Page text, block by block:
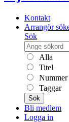
Kontakt
Arrangör
Sök
Alla
Titel
Nummer
Taggar
Sök
Bli medlem
Logga in